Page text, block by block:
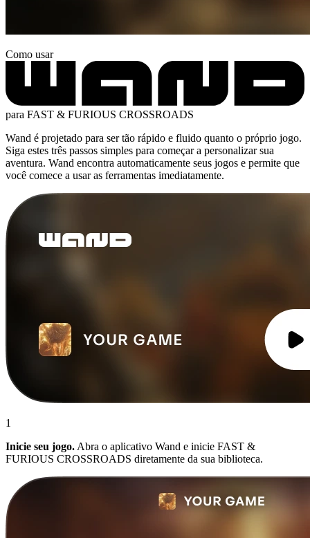
Como usar
para FAST & FURIOUS CROSSROADS
Wand é projetado para ser tão rápido e fluido quanto o próprio jogo.
Siga estes três passos simples para começar a personalizar sua
aventura. Wand encontra automaticamente seus jogos e permite que
você comece a usar as ferramentas imediatamente.
1
Inicie seu jogo. Abra o aplicativo Wand e inicie FAST &
FURIOUS CROSSROADS diretamente da sua biblioteca.